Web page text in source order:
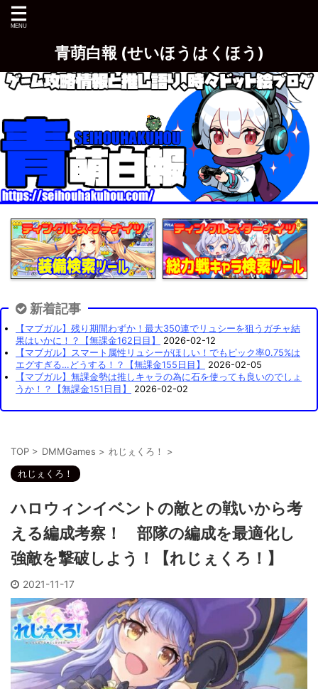
青萌白報 (せいほうはくほう)
新着記事
【マブガル】残り期間わずか！最大350連でリュシーを狙うガチャ結
果はいかに！？【無課金162日目】
2026-02-12
【マブガル】スマート属性リュシーがほしい！でもピック率0.75%は
エグすぎる…どうする！？【無課金155日目】
2026-02-05
【マブガル】無課金勢は推しキャラの為に石を使っても良いのでしょ
うか！？【無課金151日目】
2026-02-02
TOP > DMMGames > れじぇくろ！
>
れじぇくろ！
ハロウィンイベントの敵との戦いから考
える編成考察！ 部隊の編成を最適化し
強敵を撃破しよう！【れじぇくろ！】
2021-11-17